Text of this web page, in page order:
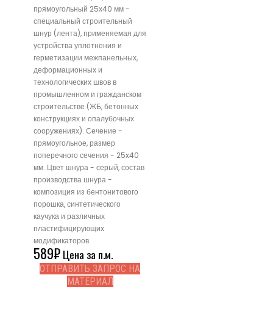
прямоугольный 25х40 мм -
специальный строительный
шнур (лента), применяемая для
устройства уплотнения и
герметизации межпанельных,
деформационных и
технологических швов в
промышленном и гражданском
строительстве (ЖБ, бетонных
конструкциях и опалубочных
сооружениях). Сечение -
прямоугольное, размер
поперечного сечения - 25x40
мм. Цвет шнура - серый, состав
производства шнура -
композиция из бентонитового
порошка, синтетического
каучука и различных
пластифицирующих
модификаторов.
589₽Цена за п.м.
ОТПРАВИТЬ ЗАПРОС НА
МАТЕРИАЛ